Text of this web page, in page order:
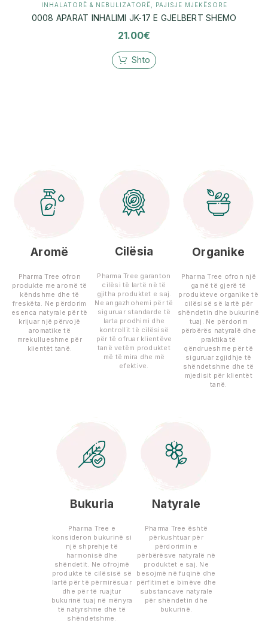
INHALATORË & NEBULIZATORË PAJISJE MJEKËSORE
0008 APARAT INHALIMI JK-17 E GJELBERT SHEMO
21.00€
Shto
Aromë
Pharma Tree ofron
produkte me aromë të
këndshme dhe të
freskëta. Ne përdorim
esenca natyrale për të
krijuar një përvojë
aromatike të
mrekullueshme për
klientët tanë.
Cilësia
Pharma Tree garanton
cilësi të lartë në të
gjitha produktet e saj.
Ne angazhohemi për të
siguruar standarde të
larta prodhimi dhe
kontrollit të cilësisë
për të ofruar klientëve
tanë vetëm produktet
më të mira dhe më
efektive.
Organike
Pharma Tree ofron një
gamë të gjerë të
produkteve organike të
cilësisë së lartë për
shëndetin dhe bukurinë
tuaj. Ne përdorim
përbërës natyralë dhe
praktika të
qëndrueshme për të
siguruar zgjidhje të
shëndetshme dhe të
mjedisit për klientët
tanë.
Bukuria
Pharma Tree e
konsideron bukurinë si
një shprehje të
harmonisë dhe
shëndetit. Ne ofrojmë
produkte të cilësisë së
lartë për të përmirësuar
dhe për të ruajtur
bukurinë tuaj në mënyra
të natyrshme dhe të
shëndetshme.
Natyrale
Pharma Tree është
përkushtuar për
përdorimin e
përbërësve natyralë në
produktet e saj. Ne
besojmë në fuqinë dhe
përfitimet e bimëve dhe
substancave natyrale
për shëndetin dhe
bukurinë.